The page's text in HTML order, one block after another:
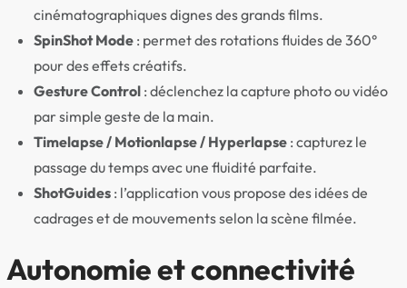
cinématographiques dignes des grands films.
SpinShot Mode : permet des rotations fluides de 360°
pour des effets créatifs.
Gesture Control : déclenchez la capture photo ou vidéo
par simple geste de la main.
Timelapse / Motionlapse / Hyperlapse : capturez le
passage du temps avec une fluidité parfaite.
ShotGuides : l’application vous propose des idées de
cadrages et de mouvements selon la scène filmée.
Autonomie et connectivité